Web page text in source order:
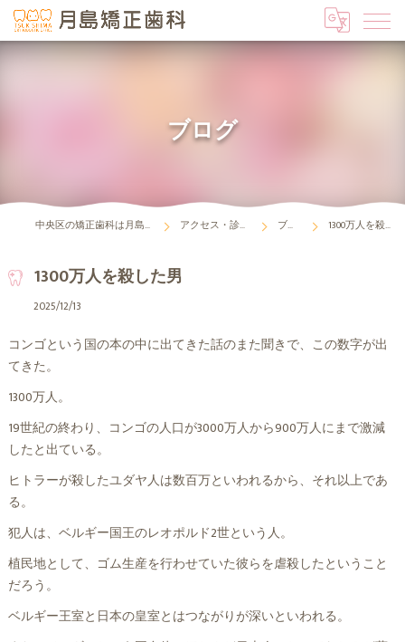
ブログ
中央区の矯正歯科は月島矯正歯科 アクセス・診療時間 ブログ 1300万人を殺した男
1300万人を殺した男
2025/12/13
コンゴという国の本の中に出てきた話のまた聞きで、この数字が出
てきた。
1300万人。
19世紀の終わり、コンゴの人口が3000万人から900万人にまで激減
したと出ている。
ヒトラーが殺したユダヤ人は数百万といわれるから、それ以上であ
る。
犯人は、ベルギー国王のレオポルド2世という人。
植民地として、ゴム生産を行わせていた彼らを虐殺したということ
だろう。
ベルギー王室と日本の皇室とはつながりが深いといわれる。